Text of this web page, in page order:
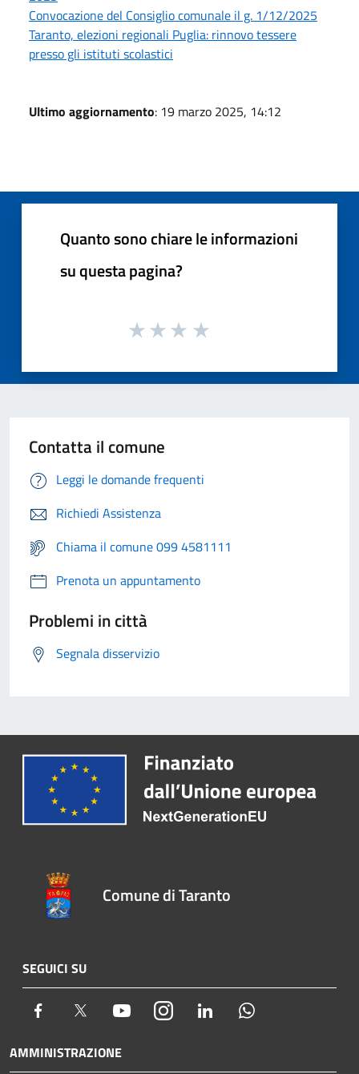
Convocazione del Consiglio comunale il g. 1/12/2025
Taranto, elezioni regionali Puglia: rinnovo tessere
presso gli istituti scolastici
Ultimo aggiornamento: 19 marzo 2025, 14:12
Quanto sono chiare le informazioni
su questa pagina?
Contatta il comune
Leggi le domande frequenti
Richiedi Assistenza
Chiama il comune 099 4581111
Prenota un appuntamento
Problemi in città
Segnala disservizio
Comune di Taranto
SEGUICI SU
Facebook Twitter YoutubeInstagram LinkedIn
AMMINISTRAZIONE